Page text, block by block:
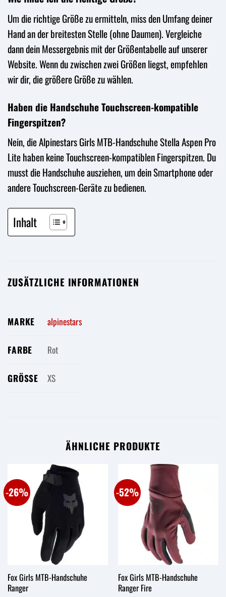
Um die richtige Größe zu ermitteln, miss den Umfang deiner
Hand an der breitesten Stelle (ohne Daumen). Vergleiche
dann dein Messergebnis mit der Größentabelle auf unserer
Website. Wenn du zwischen zwei Größen liegst, empfehlen
wir dir, die größere Größe zu wählen.
Haben die Handschuhe Touchscreen-kompatible
Fingerspitzen?
Nein, die Alpinestars Girls MTB-Handschuhe Stella Aspen Pro
Lite haben keine Touchscreen-kompatiblen Fingerspitzen. Du
musst die Handschuhe ausziehen, um dein Smartphone oder
andere Touchscreen-Geräte zu bedienen.
Inhalt
ZUSÄTZLICHE INFORMATIONEN
MARKE alpinestars
FARBE Rot
GRÖSSE XS
ÄHNLICHE PRODUKTE
-26%
Fox Girls MTB-Handschuhe
Ranger
-52%
Fox Girls MTB-Handschuhe
Ranger Fire